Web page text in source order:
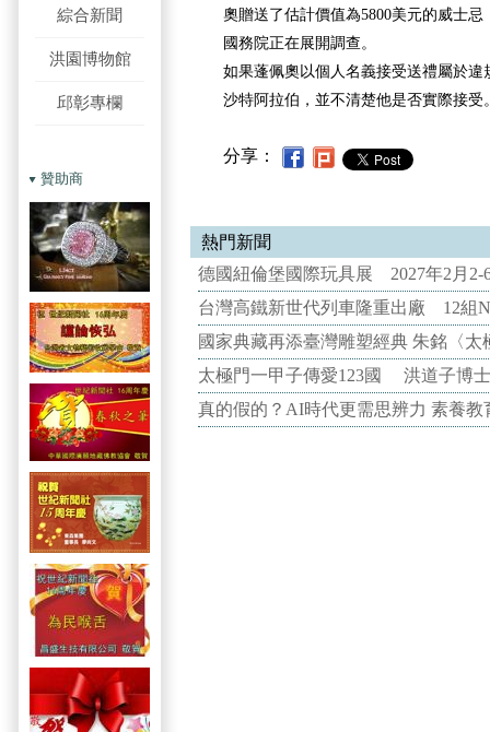
綜合新聞
洪園博物館
邱彰專欄
贊助商
奧贈送了估計價值為5800美元的威士
國務院正在展開調查。
如果蓬佩奧以個人名義接受送禮屬於
沙特阿拉伯，並不清楚他是否實際接受
分享：
熱門新聞
德國紐倫堡國際玩具展 2027年2月2-
台灣高鐵新世代列車隆重出廠 12組
國家典藏再添臺灣雕塑經典 朱銘〈
太極門一甲子傳愛123國 洪道子博
真的假的？AI時代更需思辨力 素養